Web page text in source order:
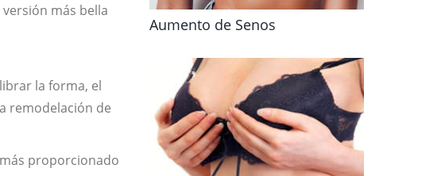
más bella
la forma, el
remodelación de
proporcionado
Aumento de Senos